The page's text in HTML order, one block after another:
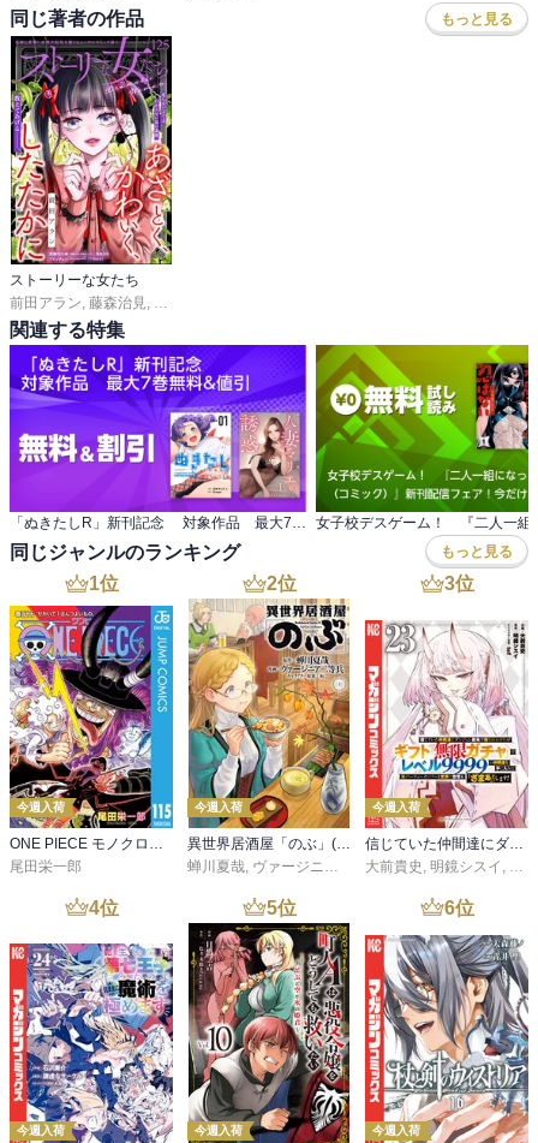
同じ著者の作品 もっと見る
ストーリーな女たち
前田アラン, 藤森治見, くりきあきこ
関連する特集
「ぬきたしR」新刊記念 対象作品 最大7巻無料&値引
同じジャンルのランキング もっと見る
1位
今週入荷
尾田栄一郎
2位
今週入荷
蝉川夏哉 ヴァージニア二等兵 ,転
3位
今週入荷
大前貴史 明鏡シスイ
4位
今週入荷
5位
今週入荷
6位
今週入荷